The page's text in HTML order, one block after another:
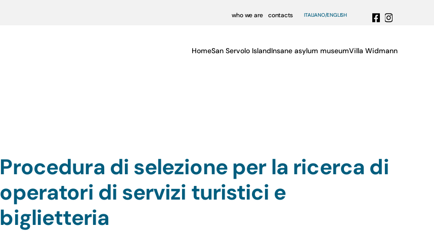
who we are contacts ITALIANO ENGLISH
HomeSan Servolo IslandInsane asylum museumVilla Widmann
Procedura di selezione per la ricerca di
operatori di servizi turistici e
biglietteria